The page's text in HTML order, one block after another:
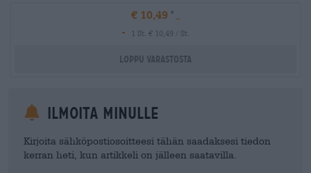
€ 10,49
-
1 St. € 10,49 / St.
Loppu varastosta
Ilmoita minulle
Kirjoita sähköpostiosoitteesi tähän saadaksesi tiedon
kerran heti, kun artikkeli on jälleen saatavilla.